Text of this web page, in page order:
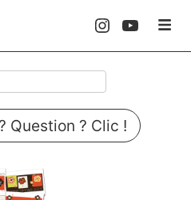
Question ? Clic !